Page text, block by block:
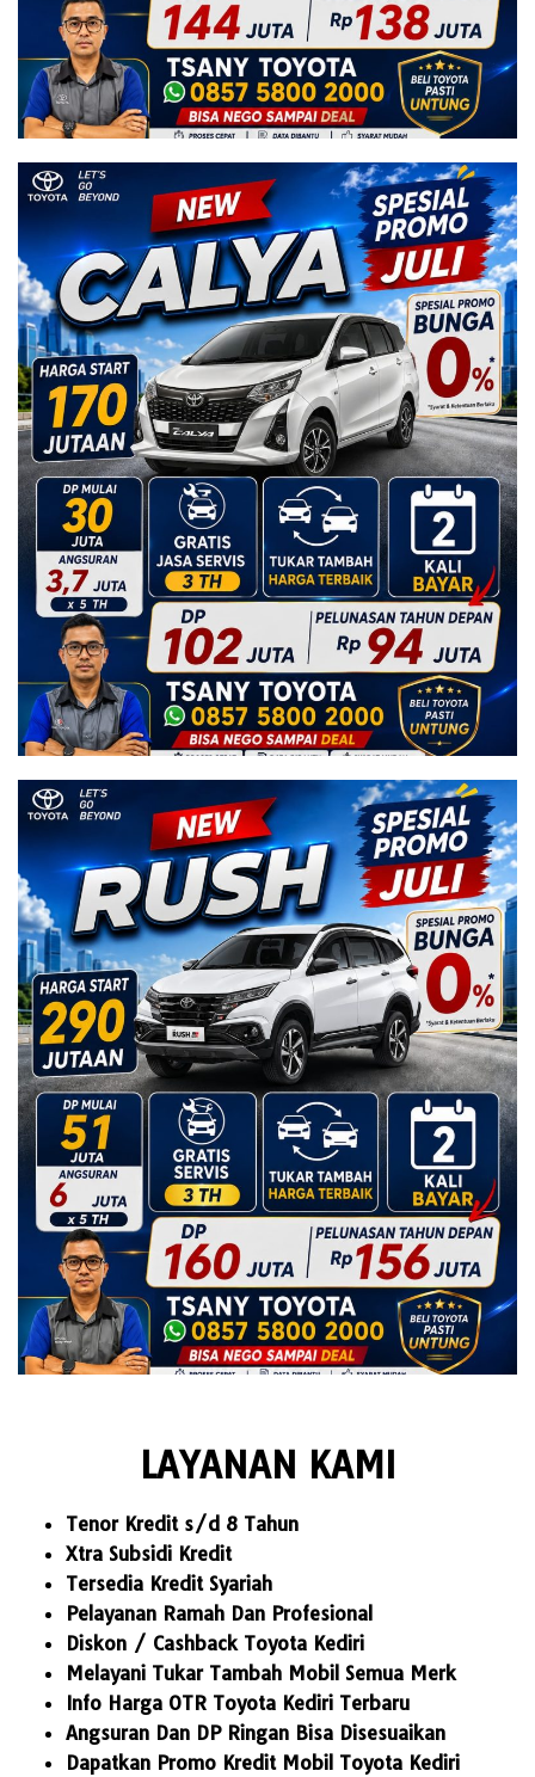
LAYANAN KAMI
Tenor Kredit s/d 8 Tahun
Xtra Subsidi Kredit
Tersedia Kredit Syariah
Pelayanan Ramah Dan Profesional
Diskon / Cashback Toyota Kediri
Melayani Tukar Tambah Mobil Semua Merk
Info Harga OTR Toyota Kediri Terbaru
Angsuran Dan DP Ringan Bisa Disesuaikan
Dapatkan Promo Kredit Mobil Toyota Kediri